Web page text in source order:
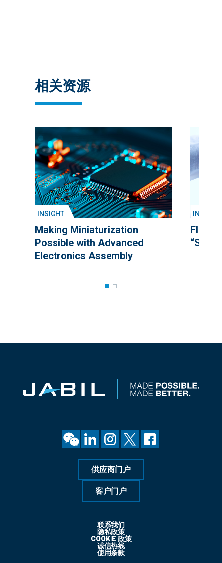
相关资源
INSIGHT
Making Miniaturization
Possible with Advanced
Electronics Assembly
INSIGHT
供应商门户
客户门户
联系我们
隐私政策
COOKIE 政策
诚信热线
使用条款